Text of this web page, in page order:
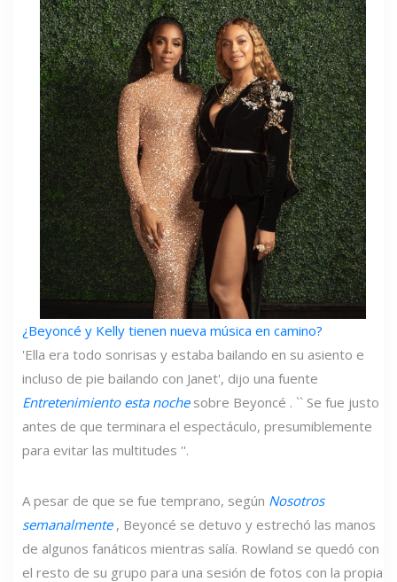
¿Beyoncé y Kelly tienen nueva música en camino?
'Ella era todo sonrisas y estaba bailando en su asiento e
incluso de pie bailando con Janet', dijo una fuente
Entretenimiento esta noche sobre Beyoncé . `` Se fue justo
antes de que terminara el espectáculo, presumiblemente
para evitar las multitudes ''.
A pesar de que se fue temprano, según Nosotros
semanalmente , Beyoncé se detuvo y estrechó las manos
de algunos fanáticos mientras salía. Rowland se quedó con
el resto de su grupo para una sesión de fotos con la propia